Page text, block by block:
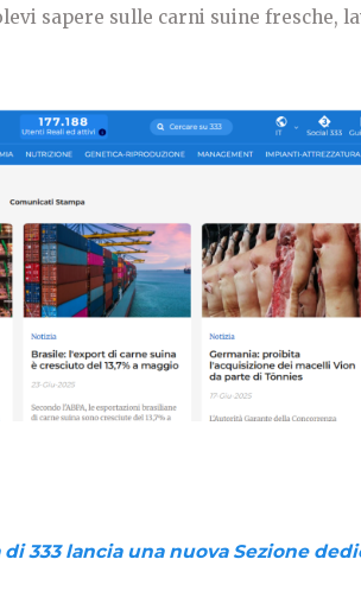
sapere sulle carni suine fresche,
333 lancia una nuova Sezione